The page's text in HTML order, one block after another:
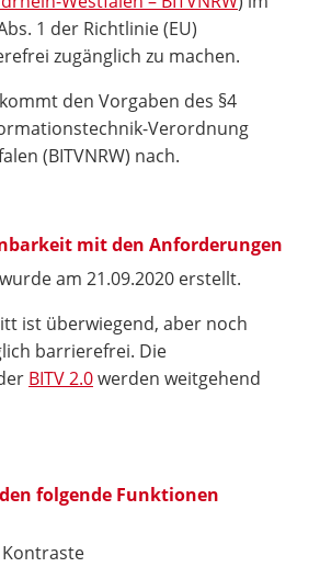
1 der Richtlinie (EU)
zugänglich zu machen.
den Vorgaben des §4
Verordnung
(BITVNRW) nach.
mit den Anforderungen
am 21.09.2020 erstellt.
ist überwiegend, aber noch
barrierefrei. Die
BITV 2.0werden weitgehend
folgende Funktionen